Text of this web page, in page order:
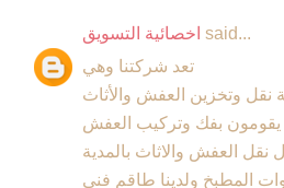
اخصائية التسويق said...
تعد شركتنا وهي
وتخزين العفش والأثاث
يقومون بفك وتركيب العفش
العفش والاثاث بالمدية
المطبخ ولدينا طاقم فنى